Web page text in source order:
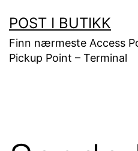
til
innhold
POST I BUTIKK
Finn nærmeste Access
Pickup Point – Terminal